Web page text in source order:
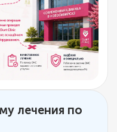
лечения по